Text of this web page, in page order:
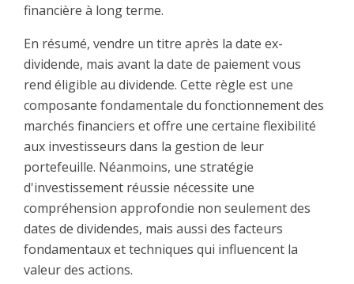
financière à long terme.
En résumé, vendre un titre après la date ex-
dividende, mais avant la date de paiement vous
rend éligible au dividende. Cette règle est une
composante fondamentale du fonctionnement des
marchés financiers et offre une certaine flexibilité
aux investisseurs dans la gestion de leur
portefeuille. Néanmoins, une stratégie
d'investissement réussie nécessite une
compréhension approfondie non seulement des
dates de dividendes, mais aussi des facteurs
fondamentaux et techniques qui influencent la
valeur des actions.